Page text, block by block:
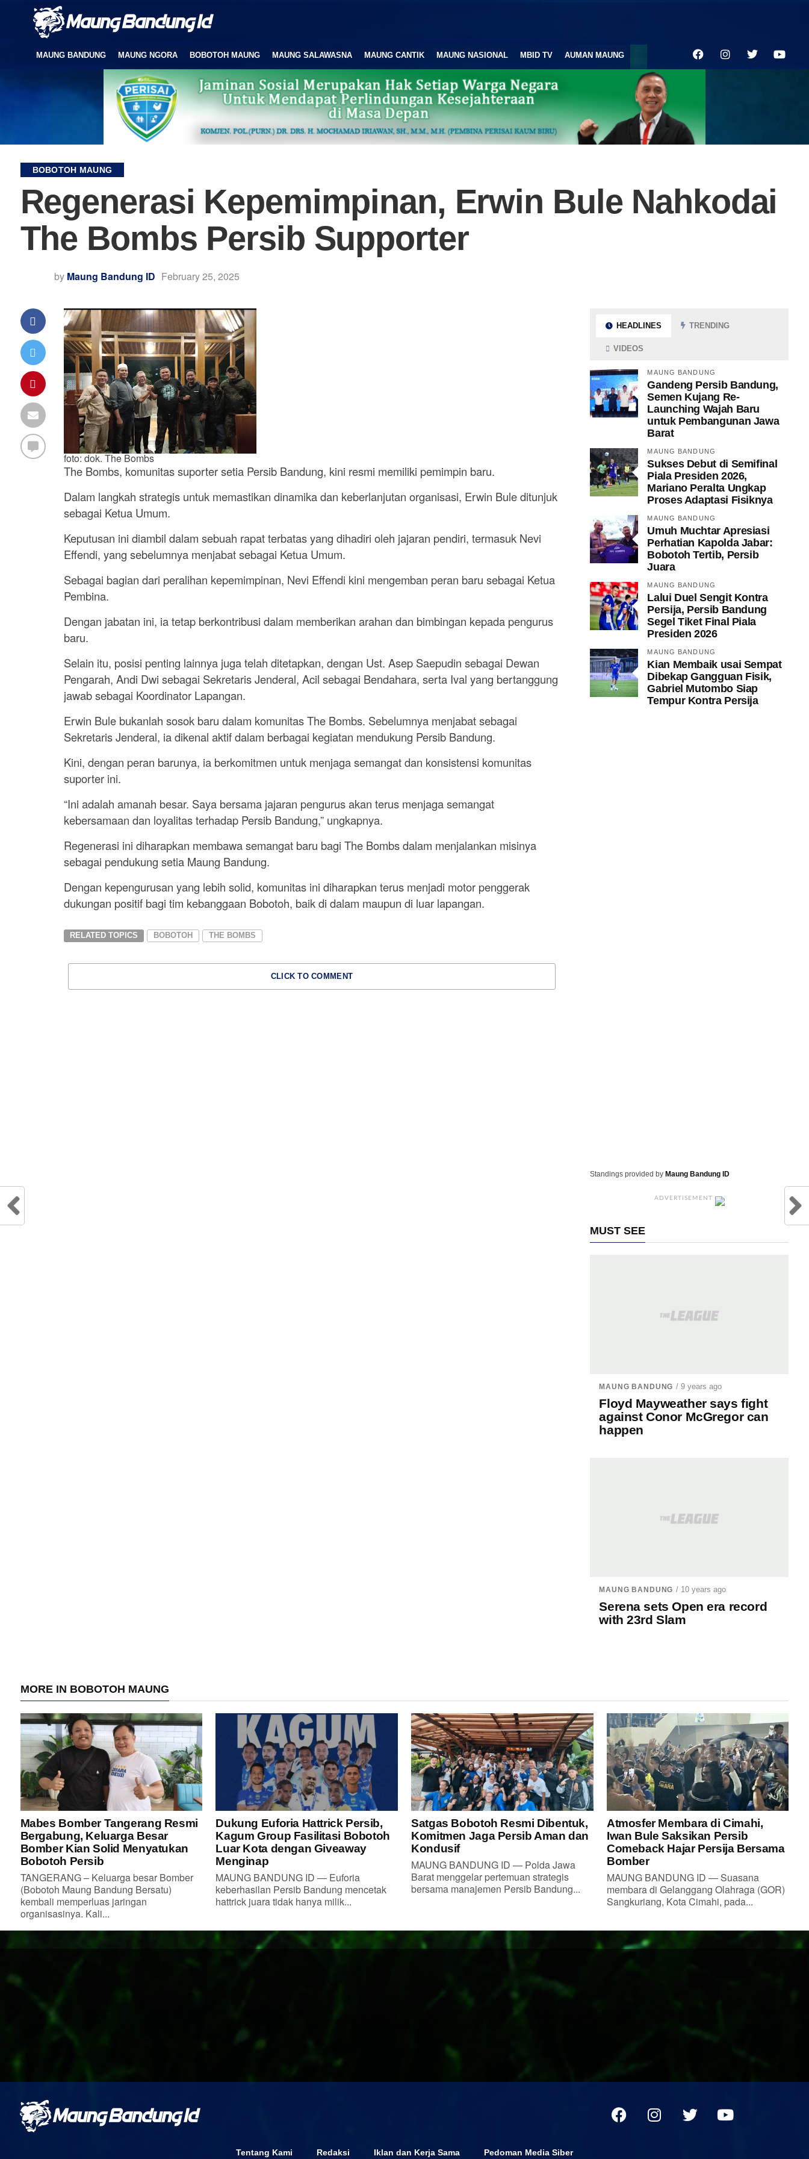
MAUNG BANDUNG MAUNG NGORA BOBOTOH MAUNG MAUNG SALAWASNA MAUNG CANTIK MAUNG NASIONAL MBID TV AUMAN MAUNG
BOBOTOH MAUNG
Regenerasi Kepemimpinan, Erwin Bule Nahkodai
The Bombs Persib Supporter
by Maung Bandung ID February 25, 2025
foto: dok. The Bombs
The Bombs, komunitas suporter setia Persib Bandung, kini resmi memiliki pemimpin baru.
Dalam langkah strategis untuk memastikan dinamika dan keberlanjutan organisasi, Erwin Bule ditunjuk
sebagai Ketua Umum.
Keputusan ini diambil dalam sebuah rapat terbatas yang dihadiri oleh jajaran pendiri, termasuk Nevi
Effendi, yang sebelumnya menjabat sebagai Ketua Umum.
Sebagai bagian dari peralihan kepemimpinan, Nevi Effendi kini mengemban peran baru sebagai Ketua
Pembina.
Dengan jabatan ini, ia tetap berkontribusi dalam memberikan arahan dan bimbingan kepada pengurus
baru.
Selain itu, posisi penting lainnya juga telah ditetapkan, dengan Ust. Asep Saepudin sebagai Dewan
Pengarah, Andi Dwi sebagai Sekretaris Jenderal, Acil sebagai Bendahara, serta Ival yang bertanggung
jawab sebagai Koordinator Lapangan.
Erwin Bule bukanlah sosok baru dalam komunitas The Bombs. Sebelumnya menjabat sebagai
Sekretaris Jenderal, ia dikenal aktif dalam berbagai kegiatan mendukung Persib Bandung.
Kini, dengan peran barunya, ia berkomitmen untuk menjaga semangat dan konsistensi komunitas
suporter ini.
“Ini adalah amanah besar. Saya bersama jajaran pengurus akan terus menjaga semangat
kebersamaan dan loyalitas terhadap Persib Bandung,” ungkapnya.
Regenerasi ini diharapkan membawa semangat baru bagi The Bombs dalam menjalankan misinya
sebagai pendukung setia Maung Bandung.
Dengan kepengurusan yang lebih solid, komunitas ini diharapkan terus menjadi motor penggerak
dukungan positif bagi tim kebanggaan Bobotoh, baik di dalam maupun di luar lapangan.
RELATED TOPICS BOBOTOH THE BOMBS
CLICK TO COMMENT
HEADLINES TRENDING
VIDEOS
MAUNG BANDUNG
Gandeng Persib Bandung,
Semen Kujang Re-
Launching Wajah Baru
untuk Pembangunan Jawa
Barat
MAUNG BANDUNG
Sukses Debut di Semifinal
Piala Presiden 2026,
Mariano Peralta Ungkap
Proses Adaptasi Fisiknya
MAUNG BANDUNG
Umuh Muchtar Apresiasi
Perhatian Kapolda Jabar:
Bobotoh Tertib, Persib
Juara
MAUNG BANDUNG
Lalui Duel Sengit Kontra
Persija, Persib Bandung
Segel Tiket Final Piala
Presiden 2026
MAUNG BANDUNG
Kian Membaik usai Sempat
Dibekap Gangguan Fisik,
Gabriel Mutombo Siap
Tempur Kontra Persija
Standings provided by Maung Bandung ID
ADVERTISEMENT
MUST SEE
MAUNG BANDUNG / 9 years ago
Floyd Mayweather says fight
against Conor McGregor can
happen
MAUNG BANDUNG / 10 years ago
Serena sets Open era record
with 23rd Slam
MORE IN BOBOTOH MAUNG
Mabes Bomber Tangerang Resmi
Bergabung, Keluarga Besar
Bomber Kian Solid Menyatukan
Bobotoh Persib
TANGERANG – Keluarga besar Bomber
(Bobotoh Maung Bandung Bersatu)
kembali memperluas jaringan
organisasinya. Kali...
Dukung Euforia Hattrick Persib,
Kagum Group Fasilitasi Bobotoh
Luar Kota dengan Giveaway
Menginap
MAUNG BANDUNG ID — Euforia
keberhasilan Persib Bandung mencetak
hattrick juara tidak hanya milik...
Satgas Bobotoh Resmi Dibentuk,
Komitmen Jaga Persib Aman dan
Kondusif
MAUNG BANDUNG ID — Polda Jawa
Barat menggelar pertemuan strategis
bersama manajemen Persib Bandung...
Atmosfer Membara di Cimahi,
Iwan Bule Saksikan Persib
Comeback Hajar Persija Bersama
Bomber
MAUNG BANDUNG ID — Suasana
membara di Gelanggang Olahraga (GOR)
Sangkuriang, Kota Cimahi, pada...
Tentang Kami Redaksi Iklan dan Kerja Sama Pedoman Media Siber